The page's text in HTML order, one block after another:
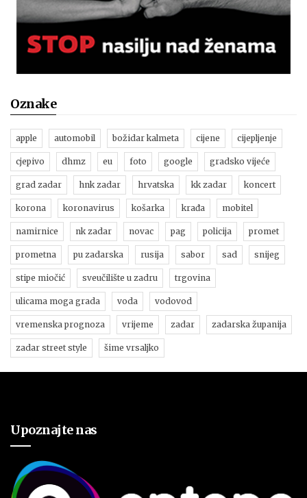
Oznake
apple automobil božidar kalmeta cijene cijepljenje
cjepivo dhmz eu foto google gradsko vijeće
grad zadar hnk zadar hrvatska kk zadar koncert
korona koronavirus košarka krađa mobitel
namirnice nk zadar novac pag policija promet
prometna pu zadarska rusija sabor sad snijeg
stipe miočić sveučilište u zadru trgovina
ulicama moga grada voda vodovod
vremenska prognoza vrijeme zadar zadarska županija
zadar street style šime vrsaljko
Upoznajte nas